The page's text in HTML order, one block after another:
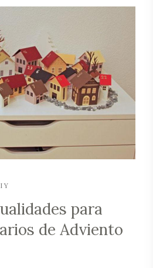
para
de Adviento